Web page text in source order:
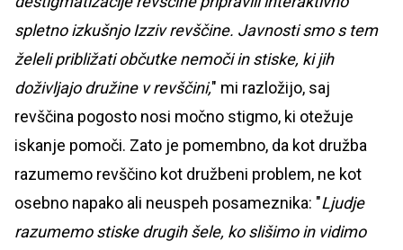
spletno izkušnjo Izziv revščine. Javnosti smo s tem
želeli približati občutke nemoči in stiske, ki jih
doživljajo družine v revščini," mi razložijo, saj
revščina pogosto nosi močno stigmo, ki otežuje
iskanje pomoči. Zato je pomembno, da kot družba
razumemo revščino kot družbeni problem, ne kot
osebno napako ali neuspeh posameznika: "Ljudje
razumemo stiske drugih šele, ko slišimo in vidimo